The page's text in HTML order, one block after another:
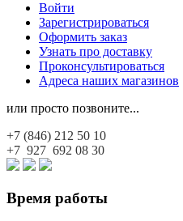
Войти
Зарегистрироваться
Оформить заказ
Узнать про доставку
Проконсультироваться
Адреса наших магазинов
или просто позвоните...
+7 (846) 212 50 10
+7 927 692 08 30
Время работы